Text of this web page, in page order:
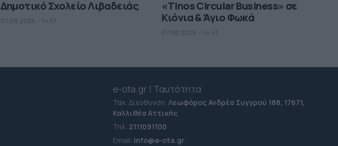
Δημοτικό Σχολείο Λιβαδειάς
07.08.2026 - 14.51
«Tinos Circular Business» σε
Κιόνια & Άγιο Φωκά
07.08.2026 - 14.41
e-ota.gr | Ταυτότητα
Ταχ. Διεύθυνση:Λεωφόρος Ανδρέα Συγγρού 188, 17671,
Καλλιθέα Αττικής
Τηλ: 2111091100
Εmail: info@e-ota.gr